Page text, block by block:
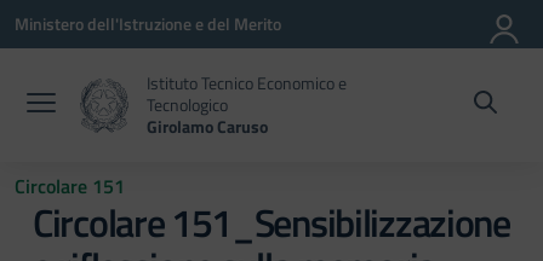
Vai ai contenuti
Vai al menu di navigazione
Vai al footer
Ministero dell'Istruzione e del Merito
Istituto Tecnico Economico e
Tecnologico
Girolamo Caruso
Circolare 151
Circolare 151_Sensibilizzazione